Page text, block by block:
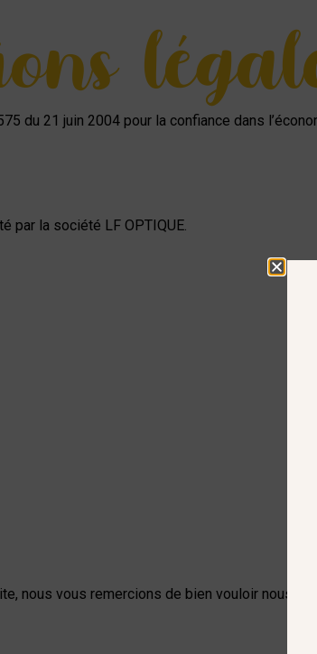
du 21 juin 2004 pour la confiance dans
par la société LF OPTIQUE.
nous vous remercions de bien vouloir nous